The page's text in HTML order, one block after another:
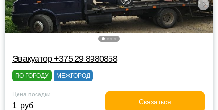
Эвакуатор +375 29 8980858
ПО ГОРОДУ МЕЖГОРОД
Цена посадки
1 руб Связаться